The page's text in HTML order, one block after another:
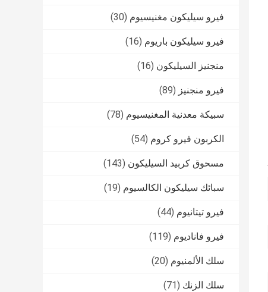
فيرو سيليكون مغنيسيوم (30)
فيرو سيليكون باريوم (16)
منجنيز السيليكون (16)
فيرو منجنيز (89)
سبيكة معدنية المغنيسيوم (78)
الكربون فيرو كروم (54)
مسحوق كربيد السيليكون (143)
سبائك سيليكون الكالسيوم (19)
فيرو تيتانيوم (44)
فيرو فاناديوم (119)
سلك الألمنيوم (20)
سلك الزنك (71)